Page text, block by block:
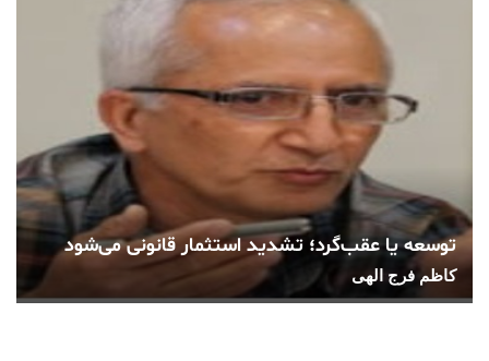
توسعه یا عقب‌گرد؛ تشدید استثمار قانونی می‌شود
کاظم فرج الهی